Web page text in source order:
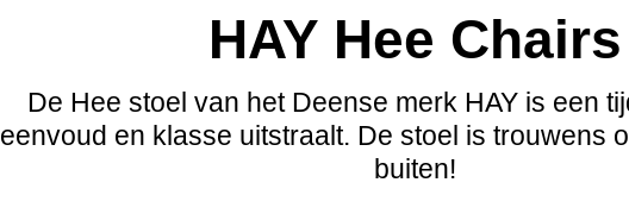
HAY Hee Chairs
De Hee stoel van het Deense merk HAY is een
eenvoud en klasse uitstraalt. De stoel is trouwens
buiten!